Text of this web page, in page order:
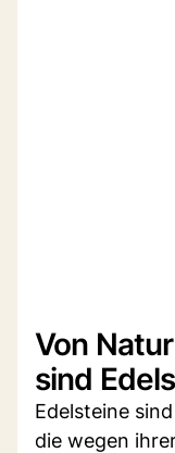
Von
sind
Edelsteine
die wegen